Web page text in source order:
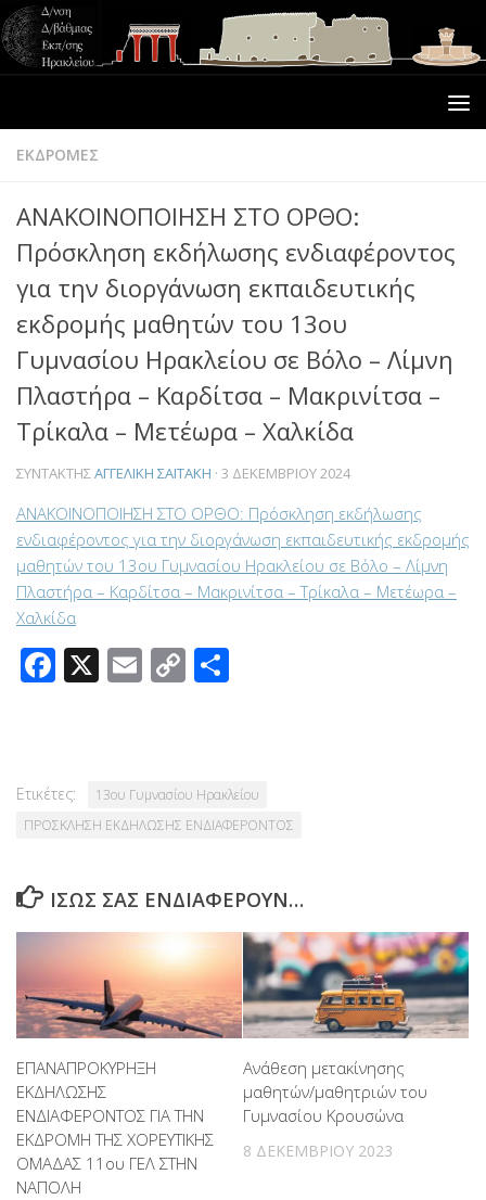
ΕΚΔΡΟΜΕΣ
ΑΝΑΚΟΙΝΟΠΟΙΗΣΗ ΣΤΟ ΟΡΘΟ:
Πρόσκληση εκδήλωσης ενδιαφέροντος
για την διοργάνωση εκπαιδευτικής
εκδρομής μαθητών του 13ου
Γυμνασίου Ηρακλείου σε Βόλο – Λίμνη
Πλαστήρα – Καρδίτσα – Μακρινίτσα –
Τρίκαλα – Μετέωρα – Χαλκίδα
ΣΥΝΤΆΚΤΗΣΑΓΓΕΛΙΚΉ ΣΑΪΤΆΚΗ · 3 ΔΕΚΕΜΒΡΊΟΥ 2024
ΑΝΑΚΟΙΝΟΠΟΙΗΣΗ ΣΤΟ ΟΡΘΟ: Πρόσκληση εκδήλωσης
ενδιαφέροντος για την διοργάνωση εκπαιδευτικής εκδρομής
μαθητών του 13ου Γυμνασίου Ηρακλείου σε Βόλο – Λίμνη
Πλαστήρα – Καρδίτσα – Μακρινίτσα – Τρίκαλα – Μετέωρα –
Χαλκίδα
Facebook
X Email
Copy
Ετικέτες:
13ου Γυμνασίου Ηρακλείου
ΠΡΟΣΚΛΗΣΗ ΕΚΔΗΛΩΣΗΣ ΕΝΔΙΑΦΕΡΟΝΤΟΣ
ΊΣΩΣ ΣΑΣ ΕΝΔΙΑΦΈΡΟΥΝ…
ΕΠΑΝΑΠΡΟΚΥΡΗΞΗ
ΕΚΔΗΛΩΣΗΣ
ΕΝΔΙΑΦΕΡΟΝΤΟΣ ΓΙΑ ΤΗΝ
ΕΚΔΡΟΜΗ ΤΗΣ ΧΟΡΕΥΤΙΚΗΣ
ΟΜΑΔΑΣ 11ου ΓΕΛ ΣΤΗΝ
ΝΑΠΟΛΗ
Ανάθεση μετακίνησης
μαθητών/μαθητριών του
Γυμνασίου Κρουσώνα
8 ΔΕΚΕΜΒΡΊΟΥ 2023